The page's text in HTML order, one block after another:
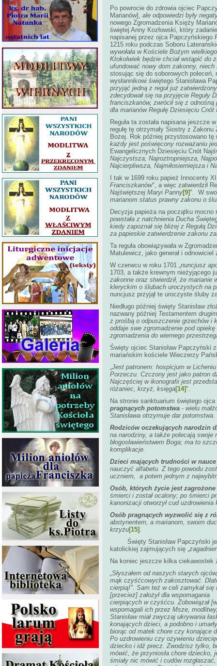
Po powrocie do zdrowia ojciec
Marianów], ale odpowiedzi były
nowego Zgromadzenia Księży
świętej Anny Kozłowski, który
napisanej przez ojca Papczyńskiego
1215 roku podczas Soboru
wywołała w Kościele Bożym
Ktokolwiek będzie chciał wstąpić do
ufundować nowy dom zakonny,
stosując się do soborowych poleceń,
wysłannikowi świętego Stanisława
przyjąć jedną z reguł już
zdecydował się na przyjęcie Reguły
franciszkanów, zwrócił się z
dla marianów Regułę Dziesięciu Cnót
Reguła ta została napisana jeszcze
regułę tę otrzymały Siostry z
Bożej. Rok później przystosowano
każdy jest poświęcony rozważaniu
Ewangelicznych Dziesięciu Cnót
Najczystsza, Najroztropniejsza,
Najcierpliwsza, Najmiłosierniejsza i
I tak w 1699 roku papież Innocenty
Franciszkanów", a więc zatwierdził
Najświętszej Maryi Panny[9]". W
marianom status prawny zakonu o
Decyzja papieża na początku mocno
powstała z natchnienia Ducha
kiedy zapoznał się bliżej z Regułą
za papieskie zatwierdzenie zakonu
Ta reguła obowiązywała w
Matulewicz, jako generał i
W czerwcu w roku 1701 „nuncjusz
1703, a także krewnym nieżyjącego
zakonne oraz stwierdził, że marianie
kleryckim o ślubach uroczystych na
nuncjusz przyjął te uroczyste śluby
Niedługo później święty Stanisław
nazwany później Testamentem drugim
z prośbą o odpuszczenie grzechów i
oddaje swe zgromadzenie pod
zgromadzenia do wiernego
Święty ojciec Stanisław Papczyński
mariańskim kościele Wieczerzy
„Jest patronem: hospicjum w
Porzeczu. Czczony jest jako patron
Najczęściej w ikonografii jest
różaniec, krzyż, księga[14]".
Na stronie sanktuarium świętego
pragnących potomstwa - wielu
Stanisława otrzymuje dar potomstwa.
Rodziców oczekujących narodzin
na narodziny, a także polecają swoje
błogosławieństwem Boga; ma to
komplikacje.
Dzieci mających trudności w nauce
nauczyć alfabetu. Z tego powodu
uczniem, a potem jednym z
Osób, których życie jest
śmierci i został ocalony; po śmierci
kanonizacji otworzył cud
Osób pragnących wyzwolić się z
abstynentem, a marianom, swoim
krzyżu[15].
Święty Stanisław Papczyński
katolickiej zajmujących się „
Na koniec jeszcze kilka
„Słyszałem od naszych starych
mąk czyśćcowych zakosztować.
cierpią!". Sam też w celi zamykał się
[przecież] założył dla wspomagania
cierpiących w czyśćcu. Zobowiązał
wspomagali ich przez Msze,
Stanisław miał zwyczaj ukrywania
konających dzieci, a podobno i
biorąc od matek chore czy konające
Po uzdrowieniu czy ożywieniu
dziecko i idź precz. Zwodzisz tylko,
mówić, że przyniosła chore dziecko,
śmiały nic mówić i cudów